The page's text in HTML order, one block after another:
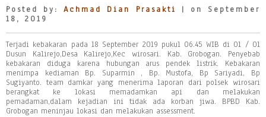
Posted by:Achmad Dian Prasakti
| on September
18, 2019
Terjadi kebakaran pada 18 September 2019 pukul 06.45 WIB di 01 / 01
Dusun Kalirejo,Desa Kalirejo,Kec wirosari. Kab. Grobogan. Penyebab
kebakaran diduga karena hubungan arus pendek listrik. Kebakaran
menimpa kediaman Bp. Suparmin , Bp. Mustofa, Bp Sariyadi, Bp
Sugiyanto. team damkar yang menerima laporan dari polsek wirosari
berangkat ke lokasi memadamkan api dan melakukan
pemadaman,dalam kejadian ini tidak ada korban jiwa. BPBD Kab.
Grobogan meninjau lokasi dan melakukan assessment.